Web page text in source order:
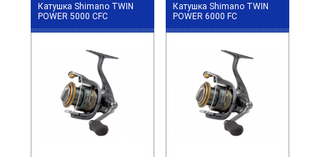
Катушка Shimano TWIN
POWER 5000 CFC
Катушка Shimano TWIN
POWER 6000 FC